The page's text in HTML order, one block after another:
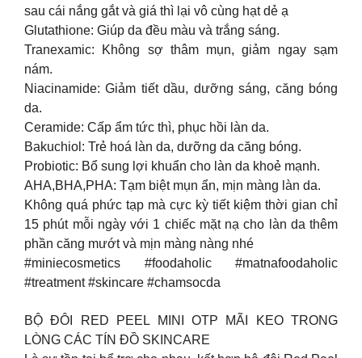
sau cái nắng gắt và giá thì lại vô cùng hạt dẻ ạ
Glutathione: Giúp da đều màu và trắng sáng.
Tranexamic: Không sợ thâm mụn, giảm ngay sạm
nám.
Niacinamide: Giảm tiết dầu, dưỡng sáng, căng bóng
da.
Ceramide: Cấp ẩm tức thì, phục hồi làn da.
Bakuchiol: Trẻ hoá làn da, dưỡng da căng bóng.
Probiotic: Bổ sung lợi khuẩn cho làn da khoẻ mạnh.
AHA,BHA,PHA: Tạm biệt mụn ẩn, mịn màng làn da.
Không quá phức tạp mà cực kỳ tiết kiệm thời gian chỉ
15 phút mỗi ngày với 1 chiếc mặt nạ cho làn da thêm
phần căng mướt và mịn màng nàng nhé
#miniecosmetics #foodaholic #matnafoodaholic
#treatment #skincare #chamsocda
BỘ ĐÔI RED PEEL MINI OTP MÃI KEO TRONG
LÒNG CÁC TÍN ĐỒ SKINCARE